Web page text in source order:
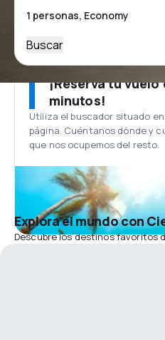
Buscar
¡Reserva tu
minutos!
Utiliza el buscador situado
página. Cuéntanos dónde y
que nos ocupemos del resto.
Explora el mundo con
Descubre los destinos favoritos